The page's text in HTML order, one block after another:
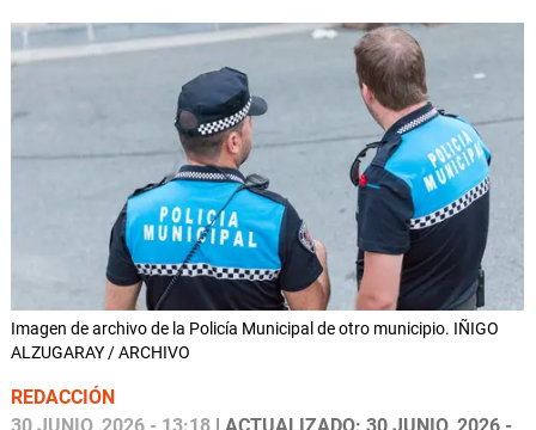
Imagen de archivo de la Policía Municipal de otro municipio. IÑIGO
ALZUGARAY / ARCHIVO
REDACCIÓN